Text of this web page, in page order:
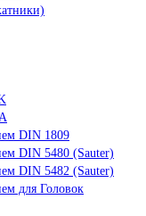
DIN 1809
DIN 5480 (Sauter)
DIN 5482 (Sauter)
для Головок